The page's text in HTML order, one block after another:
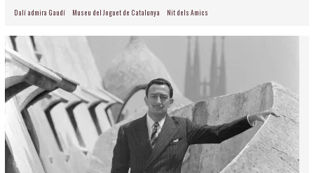
Dalí admira Gaudí Museu del Joguet de Catalunya Nit dels Amics